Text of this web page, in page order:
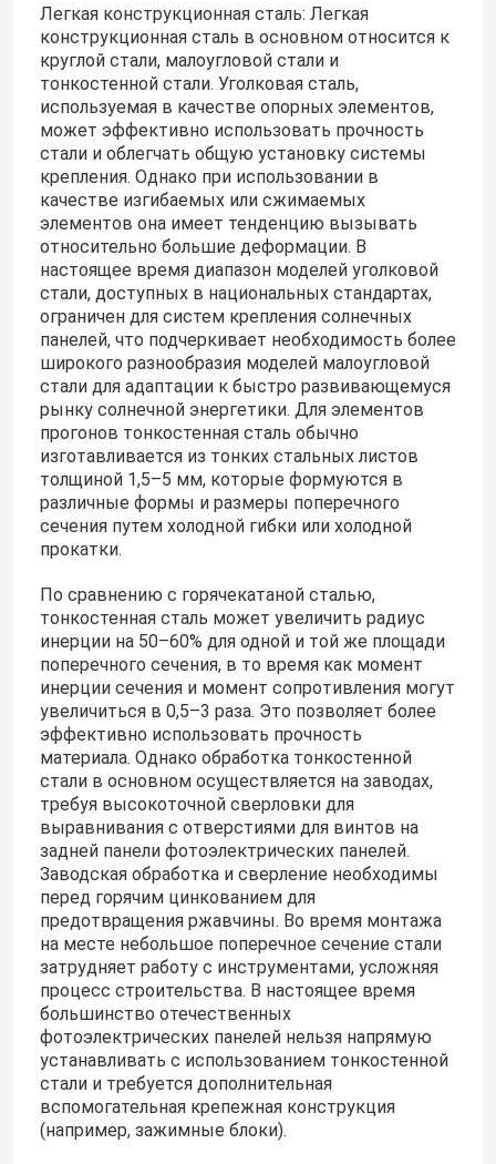
Легкая конструкционная сталь: Легкая
конструкционная сталь в основном относится к
круглой стали, малоугловой стали и
тонкостенной стали. Уголковая сталь,
используемая в качестве опорных элементов,
может эффективно использовать прочность
стали и облегчать общую установку системы
крепления. Однако при использовании в
качестве изгибаемых или сжимаемых
элементов она имеет тенденцию вызывать
относительно большие деформации. В
настоящее время диапазон моделей уголковой
стали, доступных в национальных стандартах,
ограничен для систем крепления солнечных
панелей, что подчеркивает необходимость более
широкого разнообразия моделей малоугловой
стали для адаптации к быстро развивающемуся
рынку солнечной энергетики. Для элементов
прогонов тонкостенная сталь обычно
изготавливается из тонких стальных листов
толщиной 1,5–5 мм, которые формуются в
различные формы и размеры поперечного
сечения путем холодной гибки или холодной
прокатки.
По сравнению с горячекатаной сталью,
тонкостенная сталь может увеличить радиус
инерции на 50–60% для одной и той же площади
поперечного сечения, в то время как момент
инерции сечения и момент сопротивления могут
увеличиться в 0,5–3 раза. Это позволяет более
эффективно использовать прочность
материала. Однако обработка тонкостенной
стали в основном осуществляется на заводах,
требуя высокоточной сверловки для
выравнивания с отверстиями для винтов на
задней панели фотоэлектрических панелей.
Заводская обработка и сверление необходимы
перед горячим цинкованием для
предотвращения ржавчины. Во время монтажа
на месте небольшое поперечное сечение стали
затрудняет работу с инструментами, усложняя
процесс строительства. В настоящее время
большинство отечественных
фотоэлектрических панелей нельзя напрямую
устанавливать с использованием тонкостенной
стали и требуется дополнительная
вспомогательная крепежная конструкция
(например, зажимные блоки).